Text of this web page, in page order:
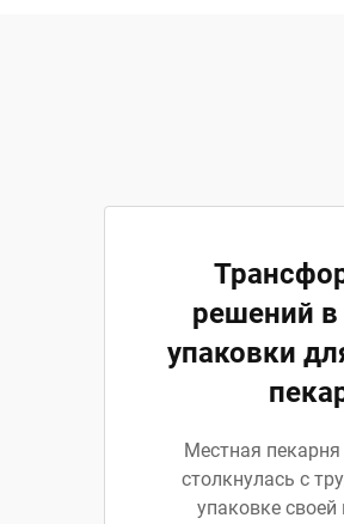
решений в
упаковки
Местная
столкнулась с
упаковке своей